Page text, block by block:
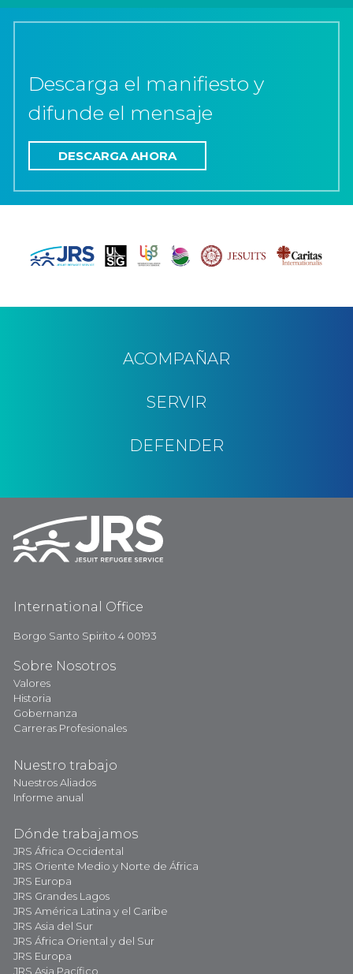
Descarga el manifiesto y
difunde el mensaje
DESCARGA AHORA
ACOMPAÑAR
SERVIR
DEFENDER
International Office
Borgo Santo Spirito 4 00193
Sobre Nosotros
Valores
Historia
Gobernanza
Carreras Profesionales
Nuestro trabajo
Nuestros Aliados
Informe anual
Dónde trabajamos
JRS África Occidental
JRS Oriente Medio y Norte de África
JRS Europa
JRS Grandes Lagos
JRS América Latina y el Caribe
JRS Asia del Sur
JRS África Oriental y del Sur
JRS Europa
JRS Asia Pacífico